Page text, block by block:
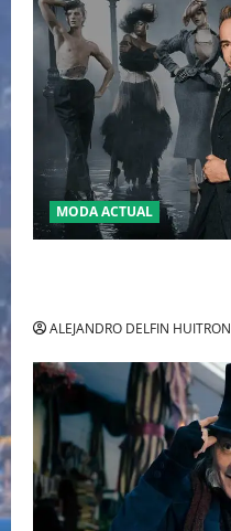
MODA ACTUAL
ALEJANDRO DELFIN HUITRON